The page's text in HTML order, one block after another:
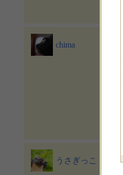
chima
うさぎっこ